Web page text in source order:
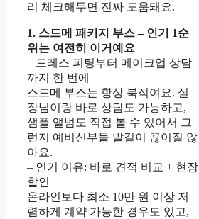
리 체크해두면 진짜 도움돼요.
1. 스드메 패키지 부스 – 인기 1순
위는 여전히 이거예요
– 드레스 피팅부터 메이크업 상담
까지 한 번에
스드메 부스는 항상 북적여요. 실
장님이랑 바로 상담도 가능하고,
샘플 앨범도 직접 볼 수 있어서 그
런지 예비신부들 발길이 끊이질 않
아요.
– 인기 이유: 바로 견적 비교 + 현장
할인
온라인보다 최소 10만 원 이상 저
렴하게 계약 가능한 경우도 있고,